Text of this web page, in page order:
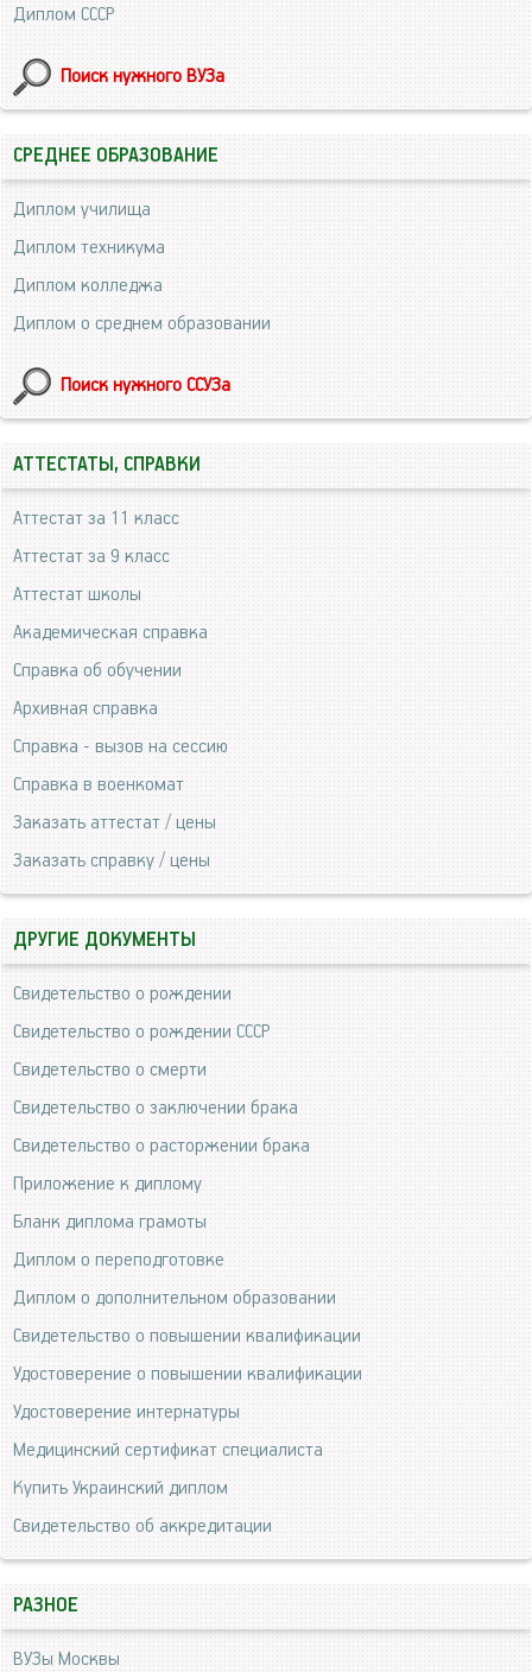
Диплом СССР
Поиск нужного ВУЗа
СРЕДНЕЕ ОБРАЗОВАНИЕ
Диплом училища
Диплом техникума
Диплом колледжа
Диплом о среднем образовании
Поиск нужного ССУЗа
АТТЕСТАТЫ, СПРАВКИ
Аттестат за 11 класс
Аттестат за 9 класс
Аттестат школы
Академическая справка
Справка об обучении
Архивная справка
Справка - вызов на сессию
Справка в военкомат
Заказать аттестат / цены
Заказать справку / цены
ДРУГИЕ ДОКУМЕНТЫ
Свидетельство о рождении
Свидетельство о рождении СССР
Свидетельство о смерти
Свидетельство о заключении брака
Свидетельство о расторжении брака
Приложение к диплому
Бланк диплома грамоты
Диплом о переподготовке
Диплом о дополнительном образовании
Свидетельство о повышении квалификации
Удостоверение о повышении квалификации
Удостоверение интернатуры
Медицинский сертификат специалиста
Купить Украинский диплом
Свидетельство об аккредитации
РАЗНОЕ
ВУЗы Москвы